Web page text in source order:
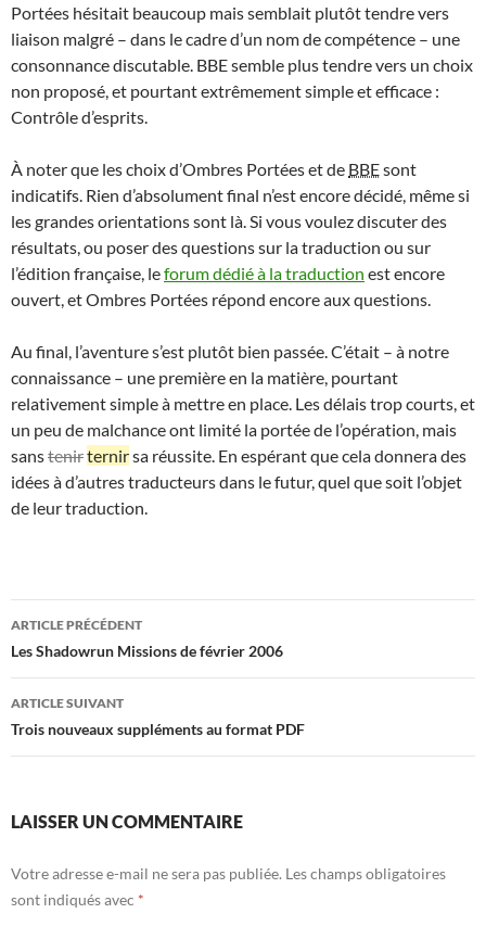
Portées hésitait beaucoup mais semblait plutôt tendre vers
liaison malgré – dans le cadre d’un nom de compétence – une
consonnance discutable. BBE semble plus tendre vers un choix
non proposé, et pourtant extrêmement simple et efficace :
Contrôle d’esprits.
À noter que les choix d’Ombres Portées et de BBEsont
indicatifs. Rien d’absolument final n’est encore décidé, même si
les grandes orientations sont là. Si vous voulez discuter des
résultats, ou poser des questions sur la traduction ou sur
l’édition française, leforum dédié à la traduction est encore
ouvert, et Ombres Portées répond encore aux questions.
Au final, l’aventure s’est plutôt bien passée. C’était – à notre
connaissance – une première en la matière, pourtant
relativement simple à mettre en place. Les délais trop courts, et
un peu de malchance ont limité la portée de l’opération, mais
sanstenirternirsa réussite. En espérant que cela donnera des
idées à d’autres traducteurs dans le futur, quel que soit l’objet
de leur traduction.
Navigation
des
articles
ARTICLE PRÉCÉDENT
Les Shadowrun Missions de février 2006
ARTICLE SUIVANT
Trois nouveaux suppléments au format PDF
LAISSER UN COMMENTAIRE
Votre adresse e-mail ne sera pas publiée. Les champs obligatoires
sont indiqués avec *